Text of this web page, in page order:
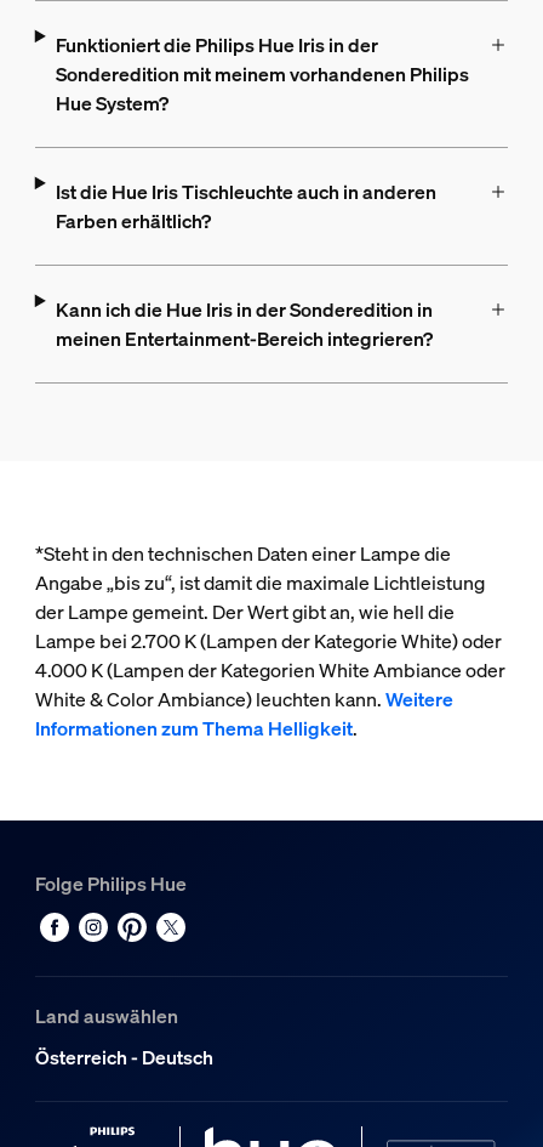
Funktioniert die Philips Hue Iris in der
Sonderedition mit meinem vorhandenen Philips
Hue System?
Ist die Hue Iris Tischleuchte auch in anderen
Farben erhältlich?
Kann ich die Hue Iris in der Sonderedition in
meinen Entertainment-Bereich integrieren?
*Steht in den technischen Daten einer Lampe die
Angabe „bis zu“, ist damit die maximale Lichtleistung
der Lampe gemeint. Der Wert gibt an, wie hell die
Lampe bei 2.700 K (Lampen der Kategorie White) oder
4.000 K (Lampen der Kategorien White Ambiance oder
White & Color Ambiance) leuchten kann.Weitere
Informationen zum Thema Helligkeit.
Folge Philips Hue
Land auswählen
Österreich - Deutsch